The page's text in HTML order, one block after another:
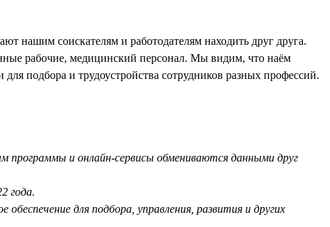
нашим соискателям и работодателям находить друг друга.
рабочие, медицинский персонал. Мы видим, что наём
подбора и трудоустройства сотрудников разных профессий.
и онлайн-сервисы обмениваются данными друг
года.
для подбора, управления, развития и других